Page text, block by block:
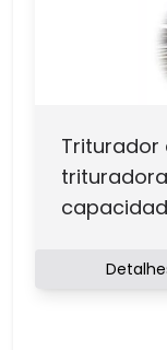
Triturador